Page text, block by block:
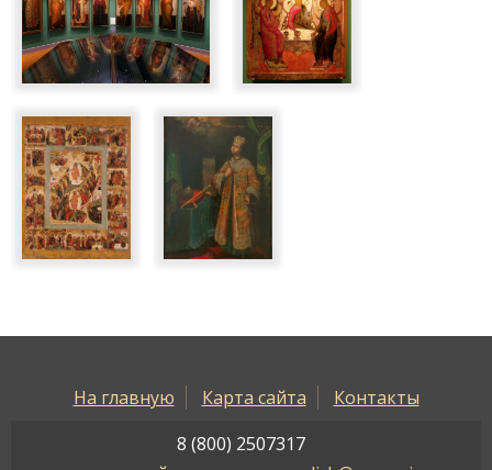
На главную Карта сайта
Контакты
8 (800) 2507317